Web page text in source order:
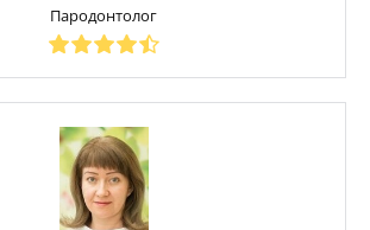
Пародонтолог